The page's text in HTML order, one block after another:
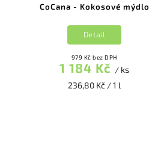
CoCana - Kokosové mýdlo
979 Kč bez DPH
1 184 Kč / ks
236,80 Kč / 1 l
Detail